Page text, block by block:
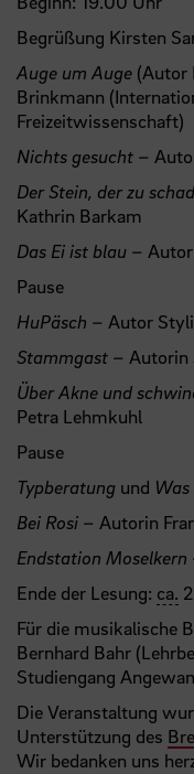
Begrüßung Kirsten
Auge um Auge (Autor
Brinkmann
Freizeitwissenschaft)
Nichts gesucht –
Der Stein, der zu
Kathrin Barkam
Das Ei ist blau – Autor
Pause
HuPäsch – Autor
Stammgast – Autorin
Über Akne und
Petra Lehmkuhl
Pause
Typberatung und
Bei Rosi – Autorin
Endstation Moselkern
Ende der Lesung: ca.
Für die musikalische
Bernhard Bahr
Studiengang
Die Veranstaltung
Unterstützung des
Wir bedanken uns